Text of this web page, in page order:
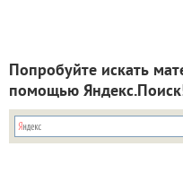
Попробуйте искать
помощью